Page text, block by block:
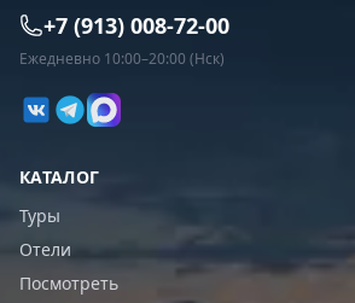
+7 (913) 008-72-00
Ежедневно 10:00–20:00 (Нск)
КАТАЛОГ
Туры
Отели
Посмотреть